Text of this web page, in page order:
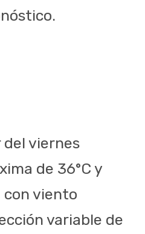
viernes
de 36°C y
con viento
variable de